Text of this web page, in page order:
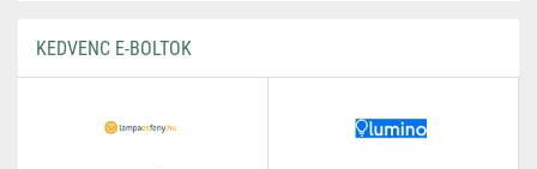
KEDVENC E-BOLTOK